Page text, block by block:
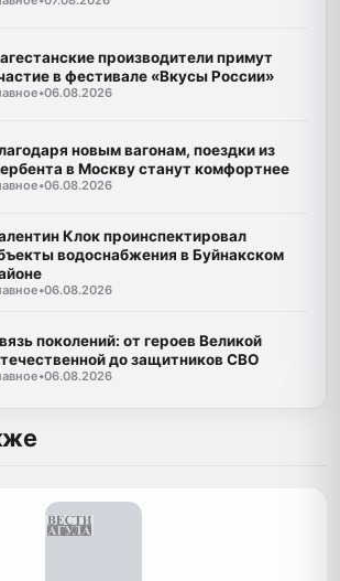
производители примут
в фестивале «Вкусы России»
•06.08.2026
новым вагонам, поездки из
в Москву станут комфортнее
•06.08.2026
Клок проинспектировал
водоснабжения в Буйнакском
•06.08.2026
поколений: от героев Великой
до защитников СВО
•06.08.2026